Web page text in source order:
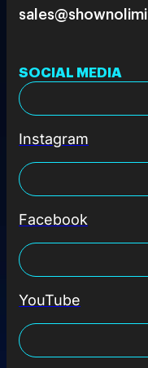
SOCIAL MEDIA
Instagram
Facebook
YouTube